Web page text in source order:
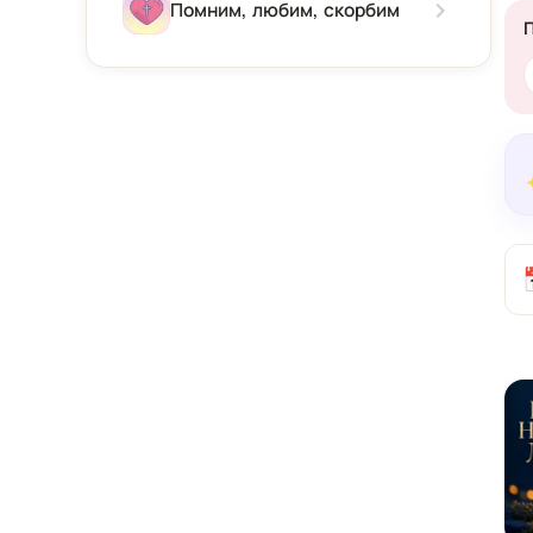
Помним, любим, скорбим